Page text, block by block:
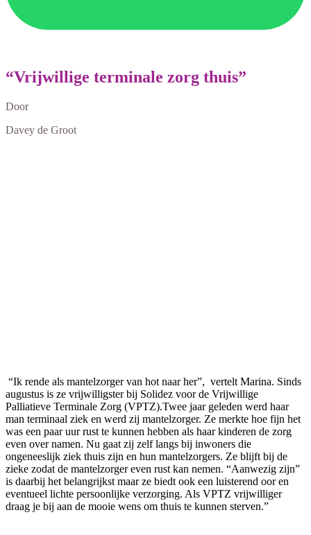
“Vrijwillige terminale zorg thuis”
Door
Davey de Groot
“Ik rende als mantelzorger van hot naar her”, vertelt Marina. Sinds
augustus is ze vrijwilligster bij Solidez voor de Vrijwillige
Palliatieve Terminale Zorg (VPTZ).Twee jaar geleden werd haar
man terminaal ziek en werd zij mantelzorger. Ze merkte hoe fijn het
was een paar uur rust te kunnen hebben als haar kinderen de zorg
even over namen. Nu gaat zij zelf langs bij inwoners die
ongeneeslijk ziek thuis zijn en hun mantelzorgers. Ze blijft bij de
zieke zodat de mantelzorger even rust kan nemen. “Aanwezig zijn”
is daarbij het belangrijkst maar ze biedt ook een luisterend oor en
eventueel lichte persoonlijke verzorging. Als VPTZ vrijwilliger
draag je bij aan de mooie wens om thuis te kunnen sterven.”